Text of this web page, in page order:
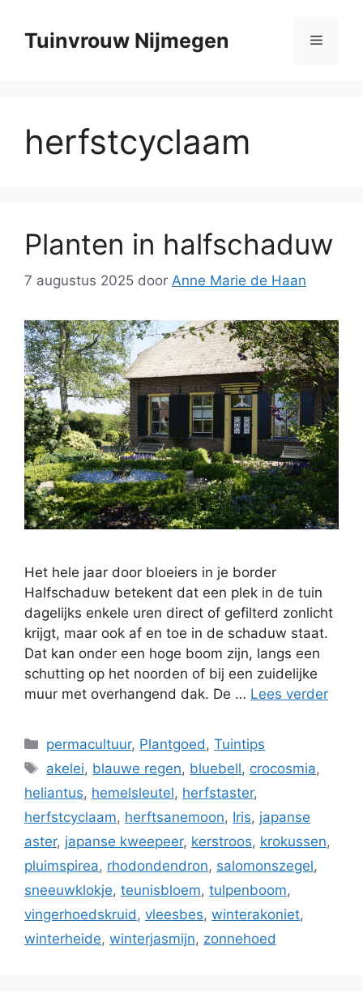
naarTuinvrouw Nijmegen Menu
herfstcyclaam
Planten in halfschaduw
7 augustus 2025 door Anne Marie de Haan
Het hele jaar door bloeiers in je border
Halfschaduw betekent dat een plek in de tuin
dagelijks enkele uren direct of gefilterd zonlicht
krijgt, maar ook af en toe in de schaduw staat.
Dat kan onder een hoge boom zijn, langs een
schutting op het noorden of bij een zuidelijke
muur met overhangend dak. De … Lees verder
Categorieën
permacultuur, Plantgoed ,Tuintips
Tags
akelei, blauwe regen, bluebell, crocosmia,
heliantus, hemelsleutel, herfstaster,
herfstcyclaam, herftsanemoon, Iris, japanse
aster, japanse kweepeer, kerstroos, krokussen,
pluimspirea, rhodondendron, salomonszegel,
sneeuwklokje, teunisbloem, tulpenboom,
vingerhoedskruid , vleesbes, winterakoniet,
winterheide, winterjasmijn, zonnehoed